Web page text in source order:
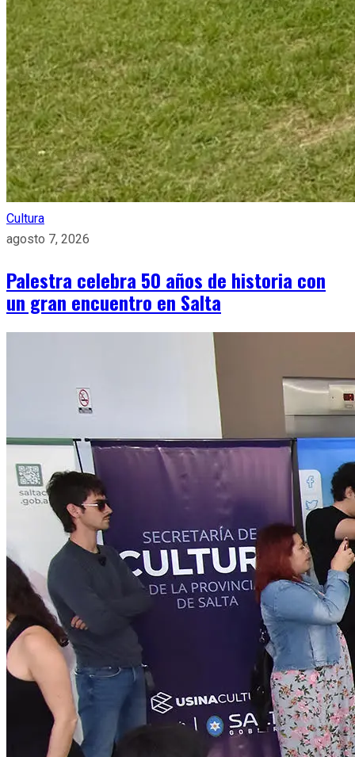
Cultura
agosto 7, 2026
Palestra celebra 50 años de historia con
un gran encuentro en Salta